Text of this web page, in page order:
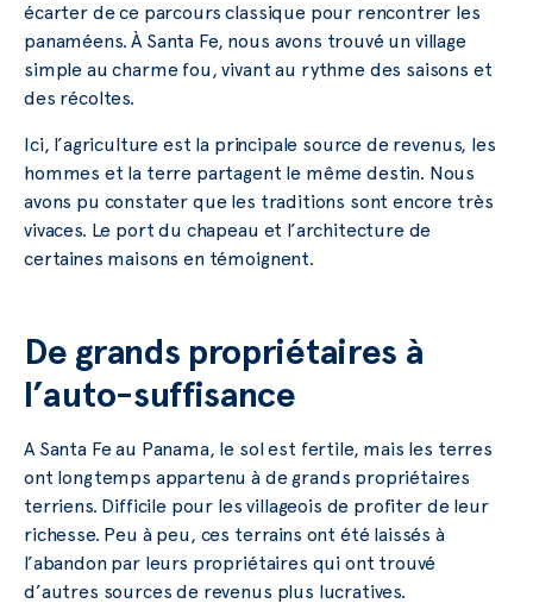
écarter de ce parcours classique pour rencontrer les
panaméens. À Santa Fe, nous avons trouvé un village
simple au charme fou, vivant au rythme des saisons et
des récoltes.
Ici, l’agriculture est la principale source de revenus, les
hommes et la terre partagent le même destin. Nous
avons pu constater que les traditions sont encore très
vivaces. Le port du chapeau et l’architecture de
certaines maisons en témoignent.
De grands propriétaires à
l’auto-suffisance
A Santa Fe au Panama, le sol est fertile, mais les terres
ont longtemps appartenu à de grands propriétaires
terriens. Difficile pour les villageois de profiter de leur
richesse. Peu à peu, ces terrains ont été laissés à
l’abandon par leurs propriétaires qui ont trouvé
d’autres sources de revenus plus lucratives.